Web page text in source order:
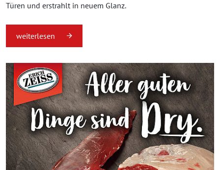
Türen und erstrahlt in neuem Glanz.
weiterlesen